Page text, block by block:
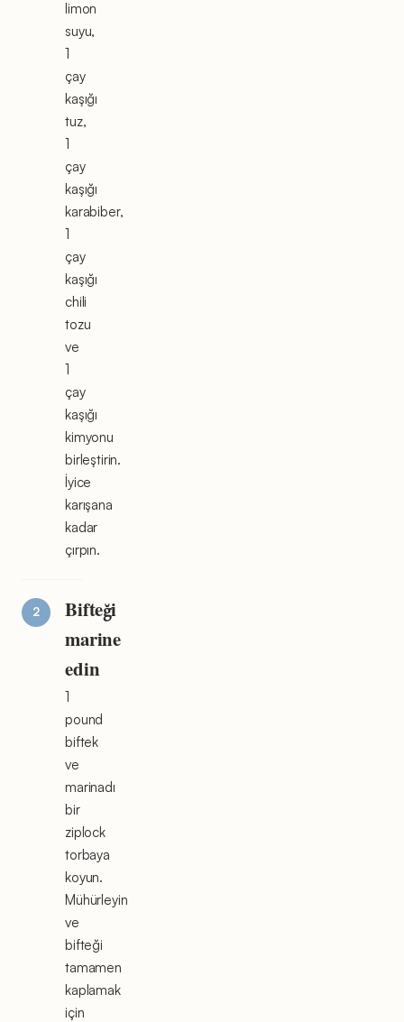
limon
suyu,
1
çay
kaşığı
tuz,
1
çay
kaşığı
karabiber,
1
çay
kaşığı
chili
tozu
ve
1
çay
kaşığı
kimyonu
birleştirin.
İyice
karışana
kadar
çırpın.
Bifteği
marine
edin
1
pound
biftek
ve
marinadı
bir
ziplock
torbaya
koyun.
Mühürleyin
ve
bifteği
tamamen
kaplamak
için